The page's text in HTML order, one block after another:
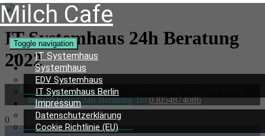
Milch Cafe
Toggle navigation
IT Systemhaus
Systemhaus
EDV Systemhaus
IT Systemhaus Berlin
Impressum
Datenschutzerklärung
Cookie Richtlinie (EU)
IT Systemhaus 24h Beratung
2022
IT & EDV Systemhaus
brauch Hilfe? 24h Beratung Tel:03054874086
0